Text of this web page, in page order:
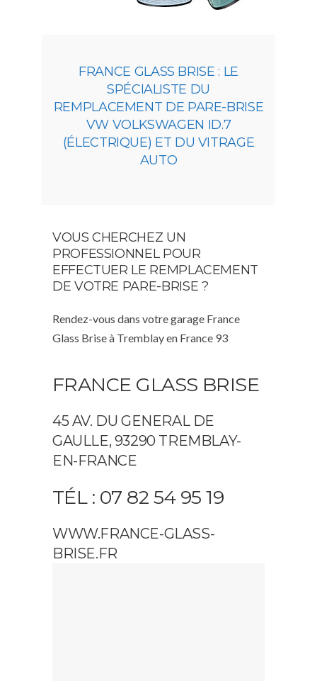
FRANCE GLASS BRISE : LE
SPÉCIALISTE DU
REMPLACEMENT DE PARE-BRISE
VW VOLKSWAGEN ID.7
(ÉLECTRIQUE) ET DU VITRAGE
AUTO
VOUS CHERCHEZ UN
PROFESSIONNEL POUR
EFFECTUER LE REMPLACEMENT
DE VOTRE PARE-BRISE ?
Rendez-vous dans votre garage France
Glass Brise à Tremblay en France 93
FRANCE GLASS BRISE
45 AV. DU GENERAL DE
GAULLE, 93290 TREMBLAY-
EN-FRANCE
TÉL : 07 82 54 95 19
WWW.FRANCE-GLASS-
BRISE.FR